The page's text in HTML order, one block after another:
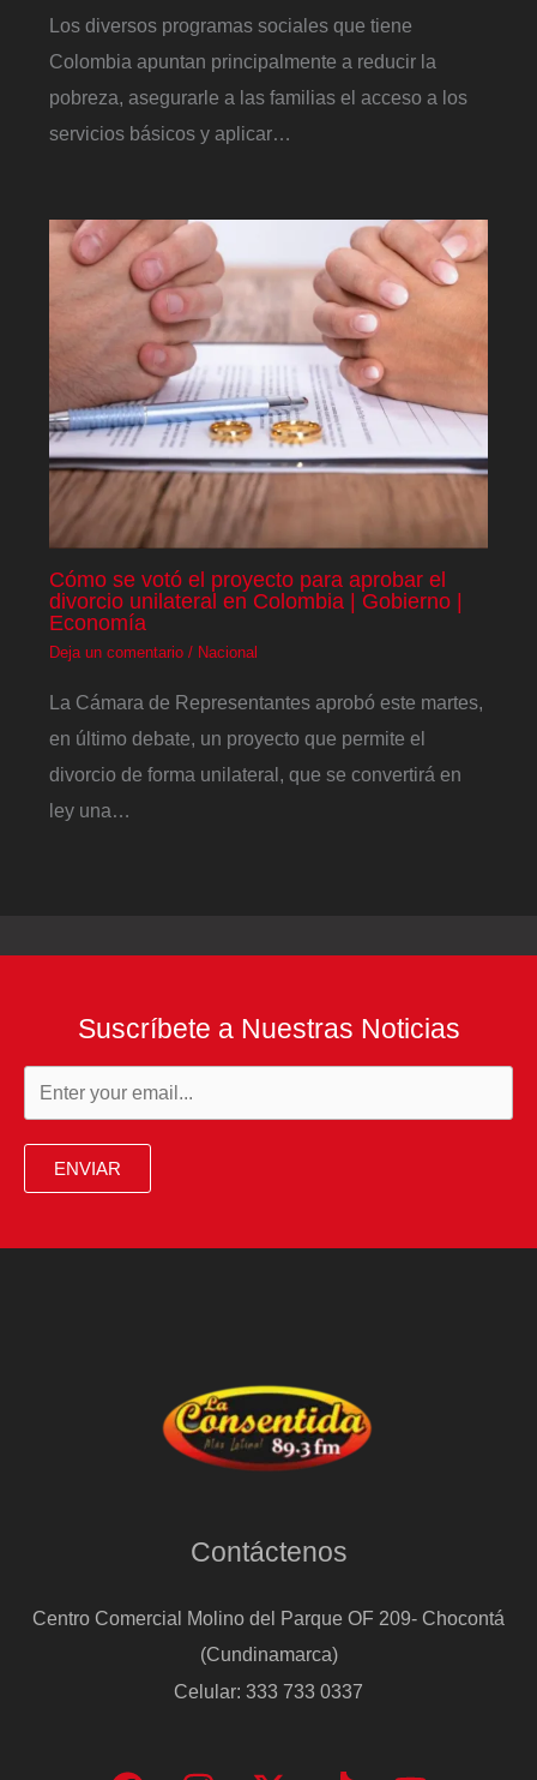
Los diversos programas sociales que tiene
Colombia apuntan principalmente a reducir la
pobreza, asegurarle a las familias el acceso a los
servicios básicos y aplicar…
Cómo se votó el proyecto para aprobar el
divorcio unilateral en Colombia | Gobierno |
Economía
Deja un comentario / Nacional
La Cámara de Representantes aprobó este martes,
en último debate, un proyecto que permite el
divorcio de forma unilateral, que se convertirá en
ley una…
Suscríbete a Nuestras Noticias
ENVIAR
Contáctenos
Centro Comercial Molino del Parque OF 209- Chocontá
(Cundinamarca)
Celular: 333 733 0337